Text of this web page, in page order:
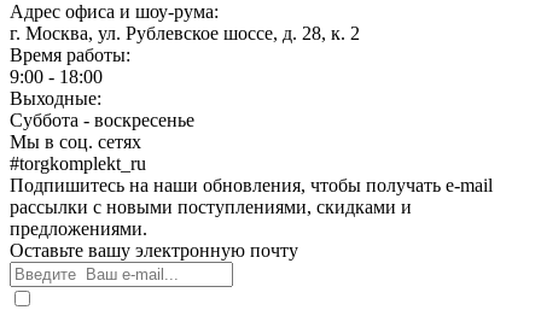
Адрес офиса и шоу-рума:
г. Москва, ул. Рублевское шоссе, д. 28, к. 2
Время работы:
9:00 - 18:00
Выходные:
Суббота - воскресенье
Мы в соц. сетях
#torgkomplekt_ru
Подпишитесь на наши обновления, чтобы получать e-mail
рассылки с новыми поступлениями, скидками и
предложениями.
Оставьте вашу электронную почту